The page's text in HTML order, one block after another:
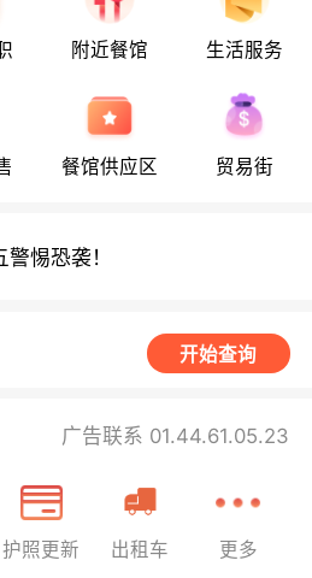
附近餐馆 生活服务
餐馆供应区 贸易街
警惕恐袭！
警惕恐袭！
开始查询
广告联系 01.44.61.05.23
护照更新 出租车 更多